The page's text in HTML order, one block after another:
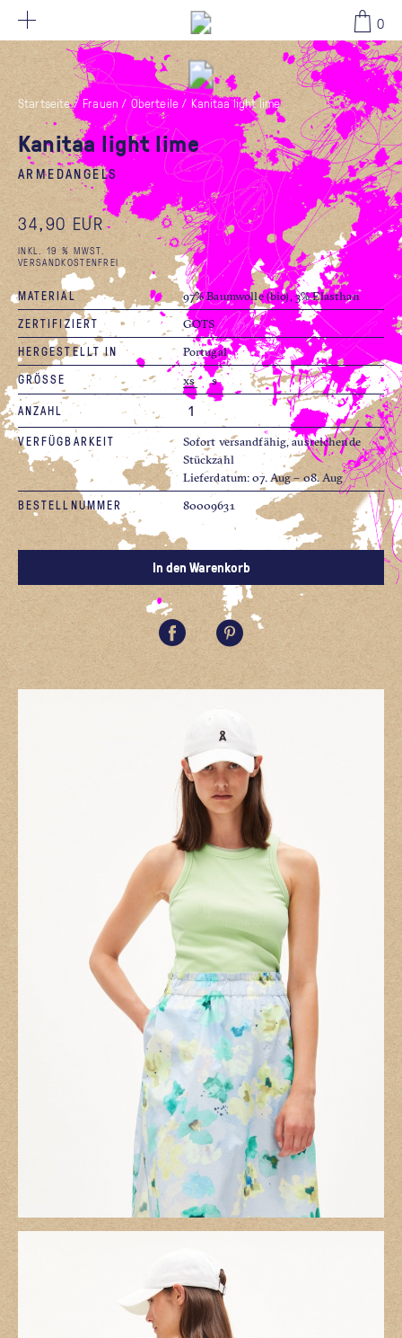
0
34,90 EUR
Startseite/ Frauen / Oberteile/ Kanitaa light lime
Kanitaa light lime
ARMEDANGELS
34,90 EUR
INKL. 19 % MWST.
VERSANDKOSTENFREI
MATERIAL 97% Baumwolle (bio), 3% Elasthan
ZERTIFIZIERT GOTS
HERGESTELLT IN Portugal
GRÖSSE xs s
ANZAHL
VERFÜGBARKEIT
Sofort versandfähig, ausreichende
Stückzahl
Lieferdatum: 07. Aug – 08. Aug
BESTELLNUMMER 80009631